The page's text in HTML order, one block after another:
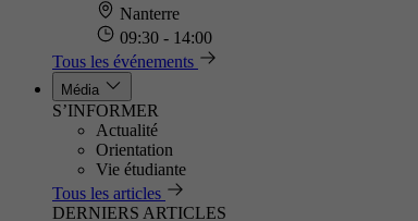
Nanterre
09:30 - 14:00
Tous les événements
Média
S’INFORMER
Actualité
Orientation
Vie étudiante
Tous les articles
DERNIERS ARTICLES